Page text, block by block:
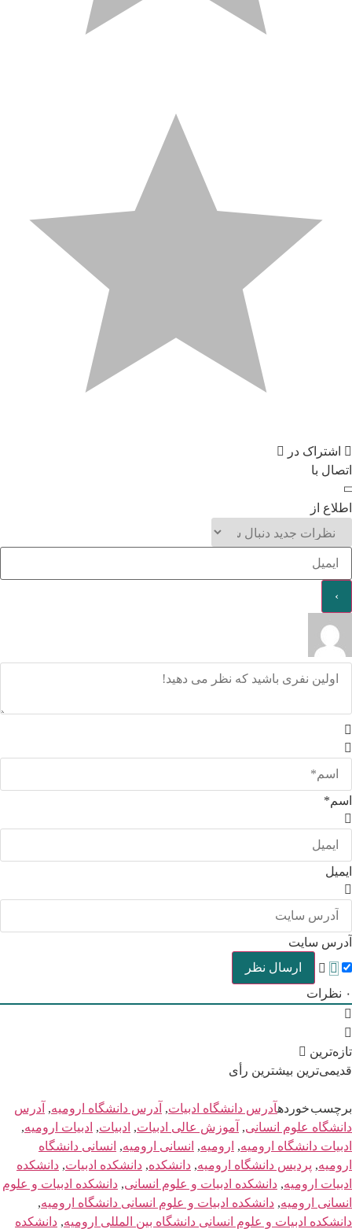
اشتراک در
اتصال با
اطلاع از
اسم*
ایمیل
آدرس سایت
۰ نظرات
تازه‌ترین
قدیمی‌ترین بیشترین رأی
برچسب خوردهآدرس دانشگاه ادبیات, آدرس دانشگاه ارومیه, آدرس
دانشگاه علوم انسانی, آموزش عالی ادبیات, ادبیات, ادبیات ارومیه,
ادبیات دانشگاه ارومیه, ارومیه, انسانی ارومیه, انسانی دانشگاه
ارومیه, پردیس دانشگاه ارومیه, دانشکده, دانشکده ادبیات, دانشکده
ادبیات ارومیه, دانشکده ادبیات و علوم انسانی, دانشکده ادبیات و علوم
انسانی ارومیه, دانشکده ادبیات و علوم انسانی دانشگاه ارومیه,
دانشکده ادبیات و علوم انسانی دانشگاه بین المللی ارومیه, دانشکده